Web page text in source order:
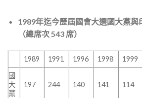
1989年迄今歷屆國會大選國大黨與
（總席次543 席）
1989 1991 1996 1998 1999
國
大
黨
197 244 140 141 114